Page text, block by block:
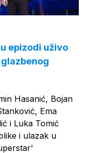
epizodi uživo
Hasanić, Bojan
Ema
i Luka Tomić
i ulazak u